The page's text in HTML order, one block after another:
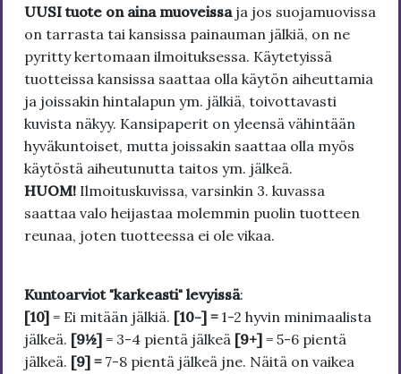
UUSI tuote on aina muoveissa ja jos suojamuovissa
on tarrasta tai kansissa painauman jälkiä, on ne
pyritty kertomaan ilmoituksessa. Käytetyissä
tuotteissa kansissa saattaa olla käytön aiheuttamia
ja joissakin hintalapun ym. jälkiä, toivottavasti
kuvista näkyy. Kansipaperit on yleensä vähintään
hyväkuntoiset, mutta joissakin saattaa olla myös
käytöstä aiheutunutta taitos ym. jälkeä.
HUOM! Ilmoituskuvissa, varsinkin 3. kuvassa
saattaa valo heijastaa molemmin puolin tuotteen
reunaa, joten tuotteessa ei ole vikaa.
Kuntoarviot "karkeasti" levyissä:
[10] = Ei mitään jälkiä. [10-] = 1-2 hyvin minimaalista
jälkeä. [9½] = 3-4 pientä jälkeä [9+] = 5-6 pientä
jälkeä. [9] = 7-8 pientä jälkeä jne. Näitä on vaikea